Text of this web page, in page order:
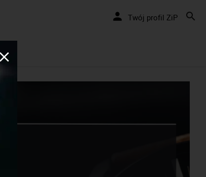
Twój profil ZiP